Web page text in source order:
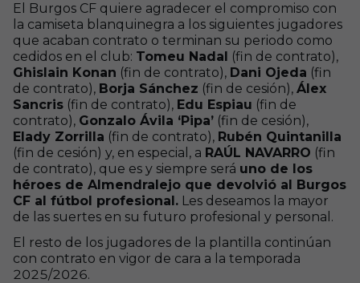
El Burgos CF quiere agradecer el compromiso con
la camiseta blanquinegra a los siguientes jugadores
que acaban contrato o terminan su periodo como
cedidos en el club: Tomeu Nadal (fin de contrato),
Ghislain Konan (fin de contrato), Dani Ojeda (fin
de contrato), Borja Sánchez (fin de cesión), Álex
Sancris (fin de contrato), Edu Espiau (fin de
contrato), Gonzalo Ávila ‘Pipa’ (fin de cesión),
Elady Zorrilla (fin de contrato), Rubén Quintanilla
(fin de cesión) y, en especial, a RAÚL NAVARRO (fin
de contrato), que es y siempre será uno de los
héroes de Almendralejo que devolvió al Burgos
CF al fútbol profesional. Les deseamos la mayor
de las suertes en su futuro profesional y personal.
El resto de los jugadores de la plantilla continúan
con contrato en vigor de cara a la temporada
2025/2026.